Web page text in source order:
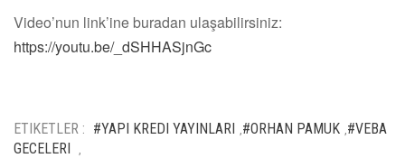
Video’nun link’ine buradan ulaşabilirsiniz:
https://youtu.be/_dSHHASjnGc
ETIKETLER : #YAPI KREDI YAYINLARI #ORHAN PAMUK #VEBA
GECELERI